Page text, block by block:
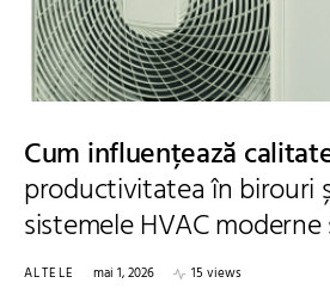
Cum influențează
productivitatea în birouri
sistemele HVAC
ALTELE mai 1, 2026 15 views